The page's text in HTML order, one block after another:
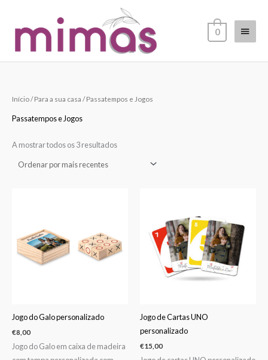
content
Menu
0
Início/Para a sua casa / Passatempos e Jogos
Passatempos e Jogos
A mostrar todos os 3 resultados
Ordenado
por
Jogo do Galo personalizado
€8,00
Jogo do Galo em caixa de madeira
Jogo de Cartas UNO
personalizado
€15,00